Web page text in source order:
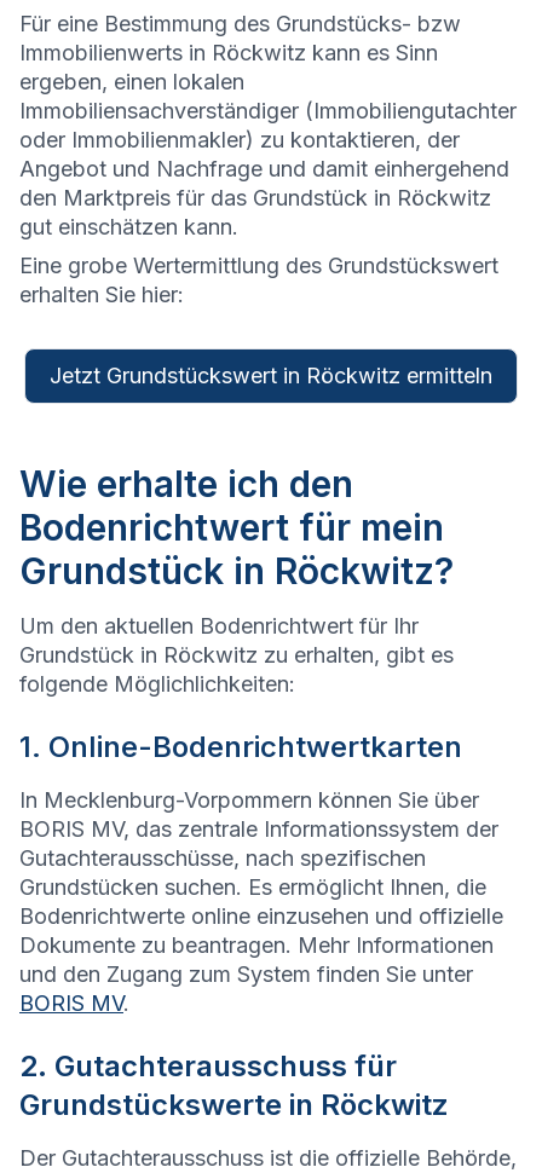
Für eine Bestimmung des Grundstücks- bzw
Immobilienwerts in Röckwitz kann es Sinn
ergeben, einen lokalen
Immobiliensachverständiger (Immobiliengutachter
oder Immobilienmakler) zu kontaktieren, der
Angebot und Nachfrage und damit einhergehend
den Marktpreis für das Grundstück in Röckwitz
gut einschätzen kann.
Eine grobe Wertermittlung des Grundstückswert
erhalten Sie hier:
Jetzt Grundstückswert in Röckwitz ermitteln
Wie erhalte ich den
Bodenrichtwert für mein
Grundstück in Röckwitz?
Um den aktuellen Bodenrichtwert für Ihr
Grundstück in Röckwitz zu erhalten, gibt es
folgende Möglichlichkeiten:
1. Online-Bodenrichtwertkarten
In Mecklenburg-Vorpommern können Sie über
BORIS MV, das zentrale Informationssystem der
Gutachterausschüsse, nach spezifischen
Grundstücken suchen. Es ermöglicht Ihnen, die
Bodenrichtwerte online einzusehen und offizielle
Dokumente zu beantragen. Mehr Informationen
und den Zugang zum System finden Sie unter
BORIS MV.
2. Gutachterausschuss für
Grundstückswerte in Röckwitz
Der Gutachterausschuss ist die offizielle Behörde,